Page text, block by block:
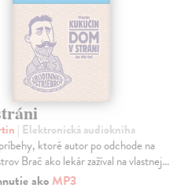
| Elektronická audiokniha
ktoré autor po odchode na
Brač ako lekár zažíval na vlastnej...
akoMP3